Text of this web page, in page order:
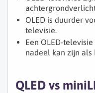
OLED is duurder
televisie.
Een OLED-
nadeel kan zijn als
QLED vs